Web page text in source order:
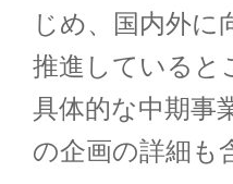
じめ、国内外に
推進していると
具体的な中期事
の企画の詳細も